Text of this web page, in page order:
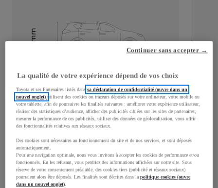
Longueur
3 700mm
mm
La qualité de votre expérience dépend de vos choix
Toyota et ses Partenaires listés danssa déclaration de confidentialité (ouvre dans un
nouvel onglet)utilisent des cookies ou traceurs déposés sur votre ordinateur, votre mobile ou
votre tablette, afin de poursuivre les finalités suivantes : améliorer votre expérience utilisateur,
réaliser des statistiques d’audience, afficher des publicités ciblées sur les sites de partenaires,
mesurer la performance de ces publicités, utiliser des données de géolocalisation, vous offrir
des fonctionnalités relatives aux réseaux sociaux.
Des cookies sont nécessaires au fonctionnement du site et de nos services, et sont déposés
automatiquement.
Pour une navigation optimale, nous vous invitons à accepter les cookies de performance et/ou
fonctionnels. En les refusant, vous perdriez des informations affichées sur notre site. Sous
réserve de votre consentement préalable, des cookies tiers (publicité et réseaux sociaux)
pourraient alors être déposés. Les finalités sont décrites dans lapolitique cookies (ouvre
dans un nouvel onglet).
Continuer sans accepter →